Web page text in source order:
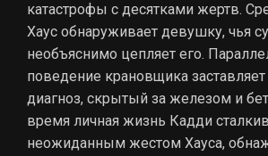
катастрофы с десятками жертв.
Хаус обнаруживает девушку, чья
необъяснимо цепляет его.
поведение крановщика заставляет
диагноз, скрытый за железом и
время личная жизнь Кадди
неожиданным жестом Хауса,